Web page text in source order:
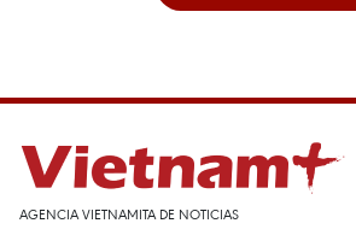
AGENCIA VIETNAMITA DE NOTICIAS